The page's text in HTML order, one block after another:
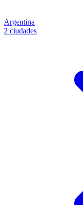
Argentina
2 ciudades